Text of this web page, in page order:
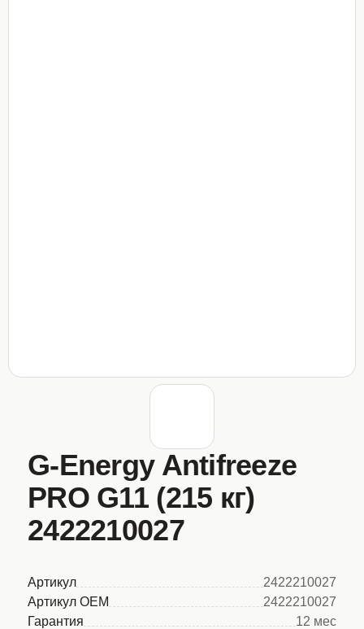
G-Energy Antifreeze
PRO G11 (215 кг)
2422210027
Артикул
2422210027
Артикул OEM
2422210027
Гарантия
12 мес